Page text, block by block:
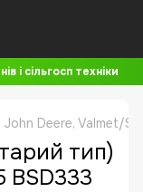
і сільгосп техніки
Deere, Valmet/
тип)
BSD333